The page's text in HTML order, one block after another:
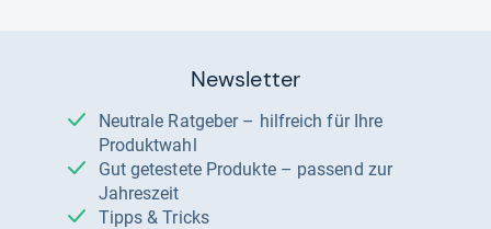
Newsletter
Neutrale Ratgeber – hilfreich für Ihre
Produktwahl
Gut getestete Produkte – passend zur
Jahreszeit
Tipps & Tricks